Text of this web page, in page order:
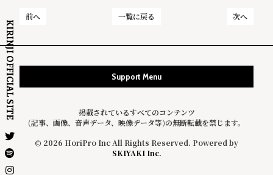
KIRINJI OFFICIAL SITE
前へ 一覧に戻る 次へ
Support Menu
掲載されているすべてのコンテンツ
(記事、画像、音声データ、映像データ等)の無断転載を禁じます。
© 2026 HoriPro Inc All Rights Reserved. Powered by
SKIYAKI Inc.